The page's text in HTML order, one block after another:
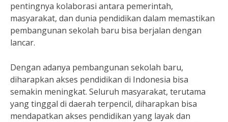
pentingnya kolaborasi antara pemerintah,
masyarakat, dan dunia pendidikan dalam memastikan
pembangunan sekolah baru bisa berjalan dengan
lancar.
Dengan adanya pembangunan sekolah baru,
diharapkan akses pendidikan di Indonesia bisa
semakin meningkat. Seluruh masyarakat, terutama
yang tinggal di daerah terpencil, diharapkan bisa
mendapatkan akses pendidikan yang layak dan